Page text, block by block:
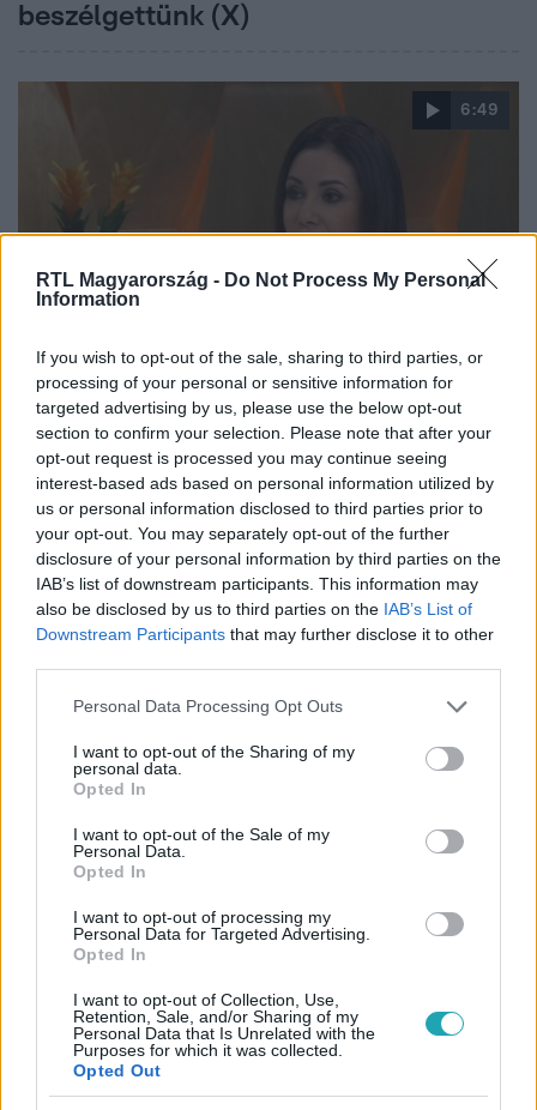
RTL Magyarország - Do Not Process My Personal
Information
If you wish to opt-out of the sale, sharing to third parties, or
processing of your personal or sensitive information for
targeted advertising by us, please use the below opt-out
section to confirm your selection. Please note that after your
opt-out request is processed you may continue seeing
interest-based ads based on personal information utilized by
us or personal information disclosed to third parties prior to
your opt-out. You may separately opt-out of the further
disclosure of your personal information by third parties on the
IAB’s list of downstream participants. This information may
also be disclosed by us to third parties on the IAB’s List of
Downstream Participants that may further disclose it to other
Please note that this website/app uses one or more Google
not limited to your visit or usage behaviour. You may click to
grant or deny consent to Google and its third-party tags to
use your data for below specified purposes in below Google
consent section.
Personal Data Processing Opt Outs
I want to opt-out of the Sharing of my
personal data.
Opted In
I want to opt-out of the Sale of my
Personal Data.
Opted In
I want to opt-out of processing my
Personal Data for Targeted Advertising.
Opted In
I want to opt-out of Collection, Use,
Retention, Sale, and/or Sharing of my
Personal Data that Is Unrelated with the
Purposes for which it was collected.
Opted Out
beszélgettünk (X)
6:49
Reggeli
2022. január 19. 7:25
Milyen szépészeti beavatkozásokat érdemes
inkább télen elvégeztetni?
A tél a szépészeti beavatkozások ideje, de nem mindegy,
milyen eljárásról van szó.
4:27
Reggeli
2020. október 15. 6:10
Gyors és hatékony eljárás a nőknek az intimlézeres
kezelés
hogy nagyon nem mindegy, hogy ki és milyen technikával
áll neki az intim problémák lézeres kezelésének.
Következő vendégünk egy olyan eljárással tud segíteni,
ami gyors, hatékony és nem jár hámsérüléssel.